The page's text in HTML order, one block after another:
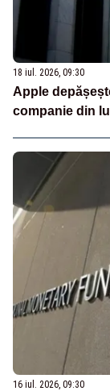
18 iul. 2026, 09:30
Apple
companie din
16 iul. 2026, 09:30